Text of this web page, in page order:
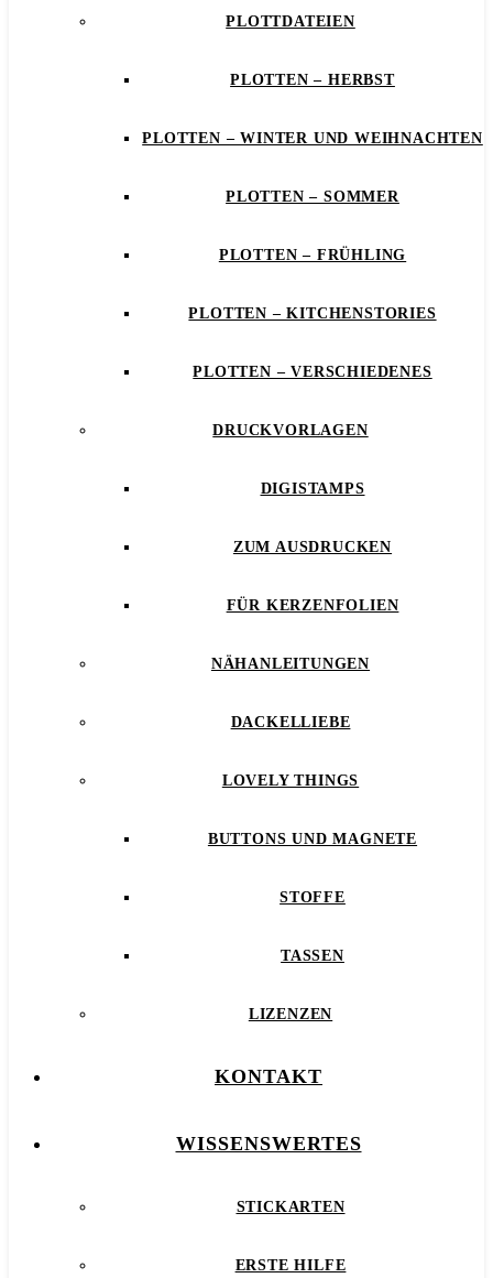
PLOTTDATEIEN
PLOTTEN – HERBST
PLOTTEN – WINTER UND WEIHNACHTEN
PLOTTEN – SOMMER
PLOTTEN – FRÜHLING
PLOTTEN – KITCHENSTORIES
PLOTTEN – VERSCHIEDENES
DRUCKVORLAGEN
DIGISTAMPS
ZUM AUSDRUCKEN
FÜR KERZENFOLIEN
NÄHANLEITUNGEN
DACKELLIEBE
LOVELY THINGS
BUTTONS UND MAGNETE
STOFFE
TASSEN
LIZENZEN
KONTAKT
WISSENSWERTES
STICKARTEN
ERSTE HILFE